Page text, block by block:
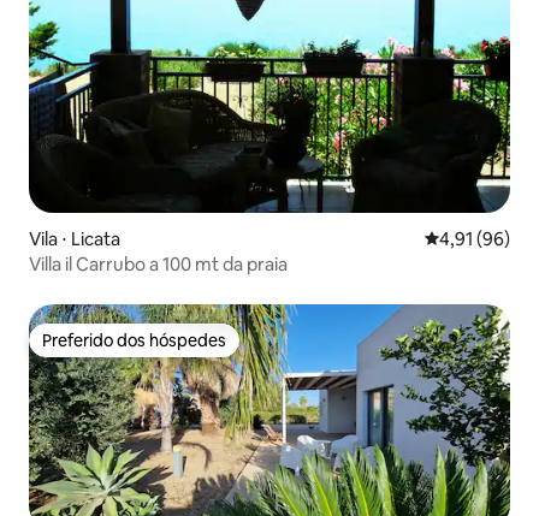
Vila ⋅ Licata 4,91 de uma
4,91 (96)
Villa il Carrubo a 100 mt da praia
Preferido dos hóspedes
Preferido dos hóspedes